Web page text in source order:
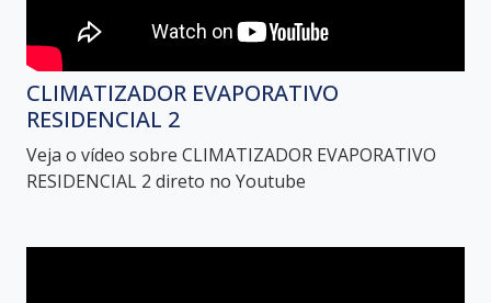
CLIMATIZADOR EVAPORATIVO
RESIDENCIAL 2
Veja o vídeo sobre CLIMATIZADOR EVAPORATIVO
RESIDENCIAL 2 direto no Youtube